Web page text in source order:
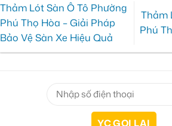
Thảm Lót Sàn Ô Tô Phường
Phú Thọ Hòa – Giải Pháp
Bảo Vệ Sàn Xe Hiệu Quả
Thảm
Phú